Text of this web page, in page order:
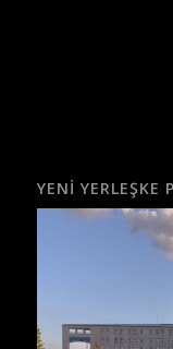
YENI YERLEŞKE